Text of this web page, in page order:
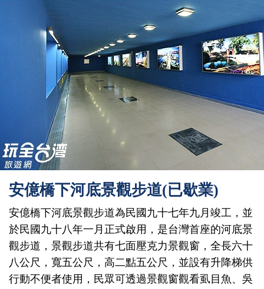
安億橋下河底景觀步道(已歇業)
安億橋下河底景觀步道為民國九十七年九月竣工，並
於民國九十八年一月正式啟用，是台灣首座的河底景
觀步道，景觀步道共有七面壓克力景觀窗，全長六十
八公尺，寬五公尺，高二點五公尺，並設有升降梯供
行動不便者使用，民眾可透過景觀窗觀看虱目魚、吳